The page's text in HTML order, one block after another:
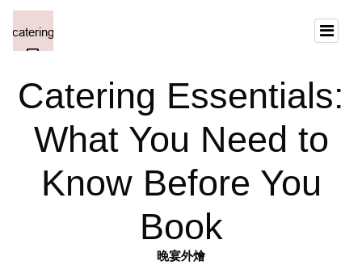
Catering Essentials:
What You Need to
Know Before You
Book
晚宴外燴